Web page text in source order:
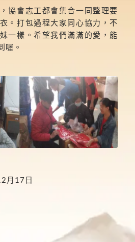
協會志工都會集合一同整理要
。打包過程大家同心協力，不
一樣。希望我們滿滿的愛，能
喔。
月17日